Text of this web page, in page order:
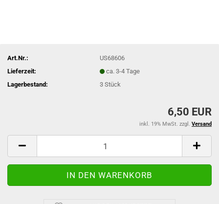
Art.Nr.:
US68606
Lieferzeit:
ca. 3-4 Tage
Lagerbestand:
3Stück
6,50 EUR
inkl. 19% MwSt. zzgl. Versand